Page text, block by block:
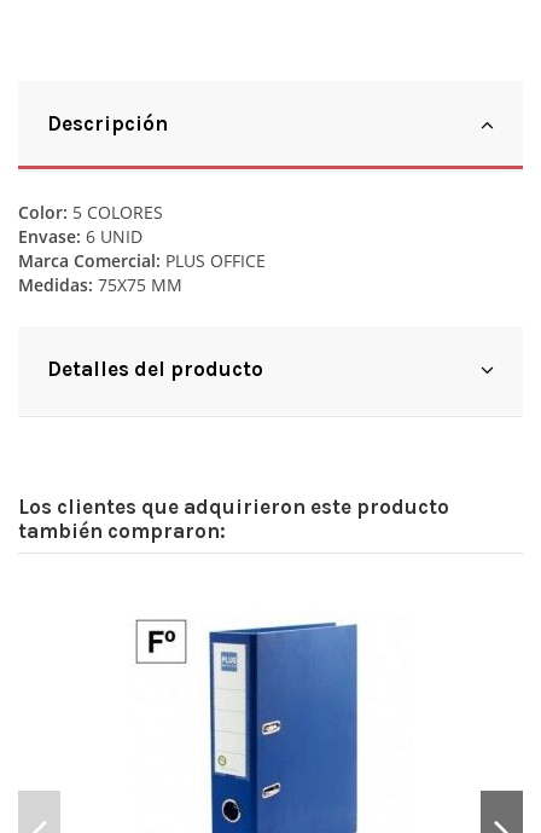
Descripción
Color: 5 COLORES
Envase: 6 UNID
Marca Comercial: PLUS OFFICE
Medidas: 75X75 MM
Detalles del producto
Los clientes que adquirieron este producto
también compraron: